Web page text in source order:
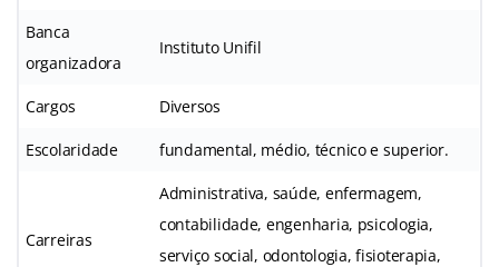
Banca
organizadora
Instituto Unifil
Cargos Diversos
Escolaridade fundamental, médio, técnico e superior.
Carreiras
Administrativa, saúde, enfermagem,
contabilidade, engenharia, psicologia,
serviço social, odontologia, fisioterapia,